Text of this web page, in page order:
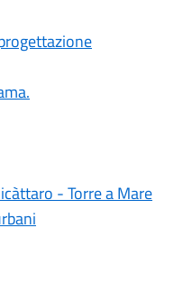
- Torre a Mare